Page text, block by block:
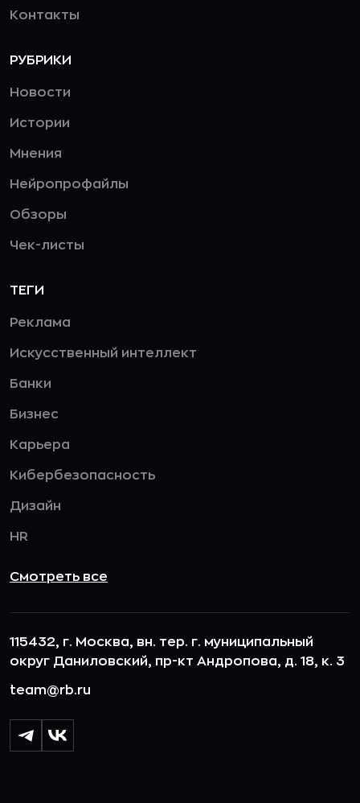
Контакты
РУБРИКИ
Новости
Истории
Мнения
Нейропрофайлы
Обзоры
Чек-листы
ТЕГИ
Реклама
Искусственный интеллект
Банки
Бизнес
Карьера
Кибербезопасность
Дизайн
HR
Смотреть все
115432, г. Москва, вн. тер. г. муниципальный
округ Даниловский, пр-кт Андропова, д. 18, к. 3
team@rb.ru